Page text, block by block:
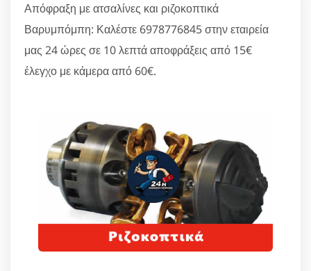
Απόφραξη με ατσαλίνες και ριζοκοπτικά
Βαρυμπόμπη: Καλέστε 6978776845 στην εταιρεία
μας 24 ώρες σε 10 λεπτά αποφράξεις από 15€
έλεγχο με κάμερα από 60€.